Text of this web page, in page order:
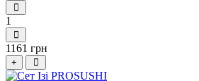
1
1161 грн
+